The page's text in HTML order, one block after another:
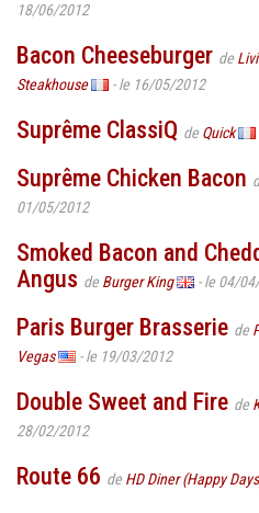
18/06/2012
Bacon Cheeseburger de
Steakhouse
- le 16/05/2012
Suprême ClassiQ de Quick
Suprême Chicken Bacon
01/05/2012
Smoked Bacon and
Angus de Burger King - le 04/
Paris Burger Brasserie de
Vegas
- le 19/03/2012
Double Sweet and Fire de
28/02/2012
Route 66 de HD Diner (Happy